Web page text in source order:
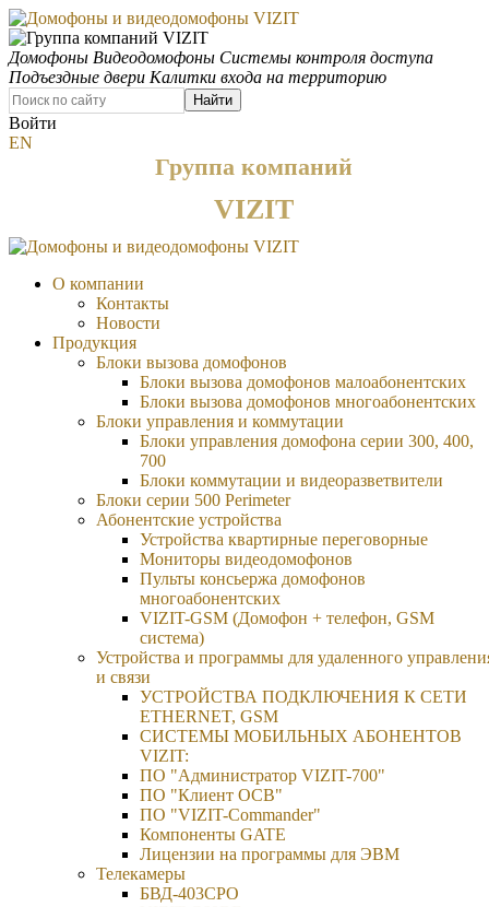
Домофоны Видеодомофоны Системы контроля доступа
Подъездные двери Калитки входа на территорию
Найти
Войти
EN
Группа компаний
VIZIT
О компании
Контакты
Новости
Продукция
Блоки вызова домофонов
Блоки вызова домофонов малоабонентских
Блоки вызова домофонов многоабонентских
Блоки управления и коммутации
Блоки управления домофона серии 300, 400,
700
Блоки коммутации и видеоразветвители
Блоки серии 500 Perimeter
Абонентские устройства
Устройства квартирные переговорные
Мониторы видеодомофонов
Пульты консьержа домофонов
многоабонентских
VIZIT-GSM (Домофон + телефон, GSM
система)
Устройства и программы для удаленного
и связи
УСТРОЙСТВА ПОДКЛЮЧЕНИЯ К СЕТИ
ETHERNET, GSM
CИСТЕМЫ МОБИЛЬНЫХ АБОНЕНТОВ
VIZIT:
ПО "Администратор VIZIT-700"
ПО "Клиент ОСВ"
ПО "VIZIT-Commander"
Компоненты GATE
Лицензии на программы для ЭВМ
Телекамеры
БВД-403СРО